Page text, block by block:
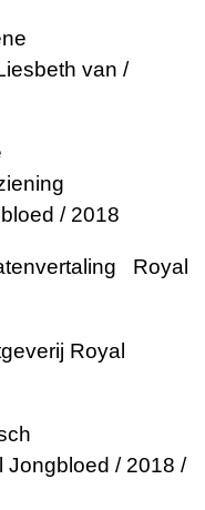
van /
/ 2018
Royal
Royal
Jongbloed / 2018 /